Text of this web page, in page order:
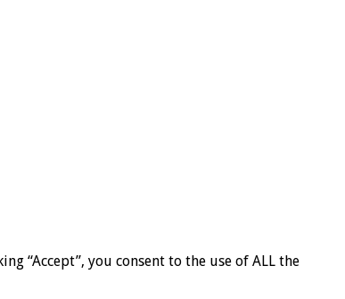
“Accept”, you consent to the use of ALL the